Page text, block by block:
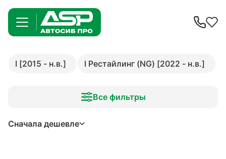
I [2015 - н.в.] I Рестайлинг (NG) [2022 - н.в.]
Все фильтры
Сначала дешевле